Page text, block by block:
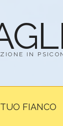
IN
FIANCO